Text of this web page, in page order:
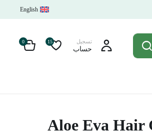
English
تسجيل
حساب
15
0
Aloe Eva Hair